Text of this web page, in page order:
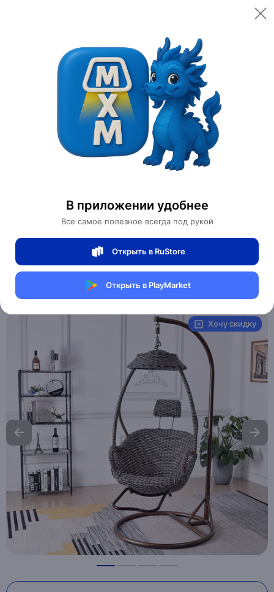
В приложении удобнее
Все самое полезное всегда под рукой
Открыть в RuStore
Открыть в PlayMarket
Открыть
Категории
Мебель для дома и офиса
Подвесные кресла
Подвесное кресло из ротанга Pingsuan
0 отзывов 0
Магазин Ephdarren
Артикул: MXM9415475356
Хочу скидку